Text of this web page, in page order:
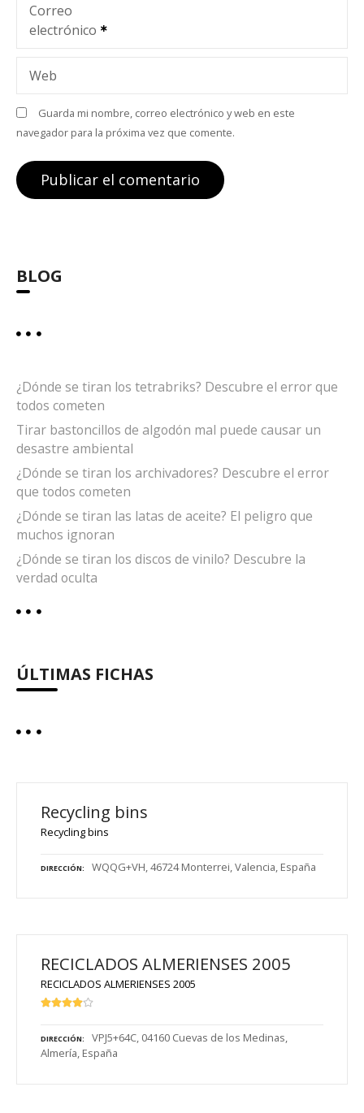
a
d
a
s
Correo
electrónico
Web
Guarda mi nombre, correo electrónico y web en este
navegador para la próxima vez que comente.
BLOG
¿Dónde se tiran los tetrabriks? Descubre el error que
todos cometen
Tirar bastoncillos de algodón mal puede causar un
desastre ambiental
¿Dónde se tiran los archivadores? Descubre el error
que todos cometen
¿Dónde se tiran las latas de aceite? El peligro que
muchos ignoran
¿Dónde se tiran los discos de vinilo? Descubre la
verdad oculta
ÚLTIMAS FICHAS
Recycling bins
Recycling bins
DIRECCIÓN WQQG+VH, 46724 Monterrei, Valencia, España
RECICLADOS ALMERIENSES 2005
RECICLADOS ALMERIENSES 2005
DIRECCIÓN
VPJ5+64C, 04160 Cuevas de los Medinas,
Almería, España